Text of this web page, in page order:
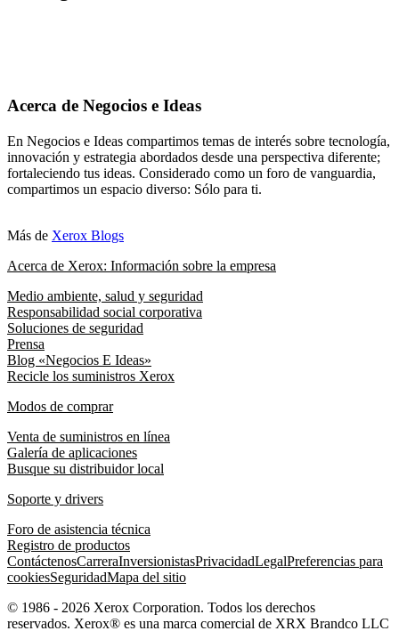
Acerca de Negocios e Ideas
En Negocios e Ideas compartimos temas de interés sobre tecnología,
innovación y estrategia abordados desde una perspectiva diferente;
fortaleciendo tus ideas. Considerado como un foro de vanguardia,
compartimos un espacio diverso: Sólo para ti.
Más de Xerox Blogs
Acerca de Xerox: Información sobre la empresa
Medio ambiente, salud y seguridad
Responsabilidad social corporativa
Soluciones de seguridad
Prensa
Blog «Negocios E Ideas»
Recicle los suministros Xerox
Modos de comprar
Venta de suministros en línea
Galería de aplicaciones
Busque su distribuidor local
Soporte y drivers
Foro de asistencia técnica
Registro de productos
ContáctenosCarreraInversionistasPrivacidadLegalPreferencias para
cookiesSeguridadMapa del sitio
© 1986 - 2026 Xerox Corporation. Todos los derechos
reservados. Xerox® es una marca comercial de XRX Brandco LLC